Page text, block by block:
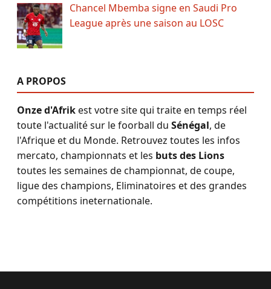
Chancel Mbemba signe en Saudi Pro
League après une saison au LOSC
A PROPOS
Onze d'Afrikest votre site qui traite en temps réel
toute l'actualité sur le foorball du Sénégal, de
l'Afrique et du Monde. Retrouvez toutes les infos
mercato, championnats et les buts des Lions
toutes les semaines de championnat, de coupe,
ligue des champions, Eliminatoires et des grandes
compétitions ineternationale.